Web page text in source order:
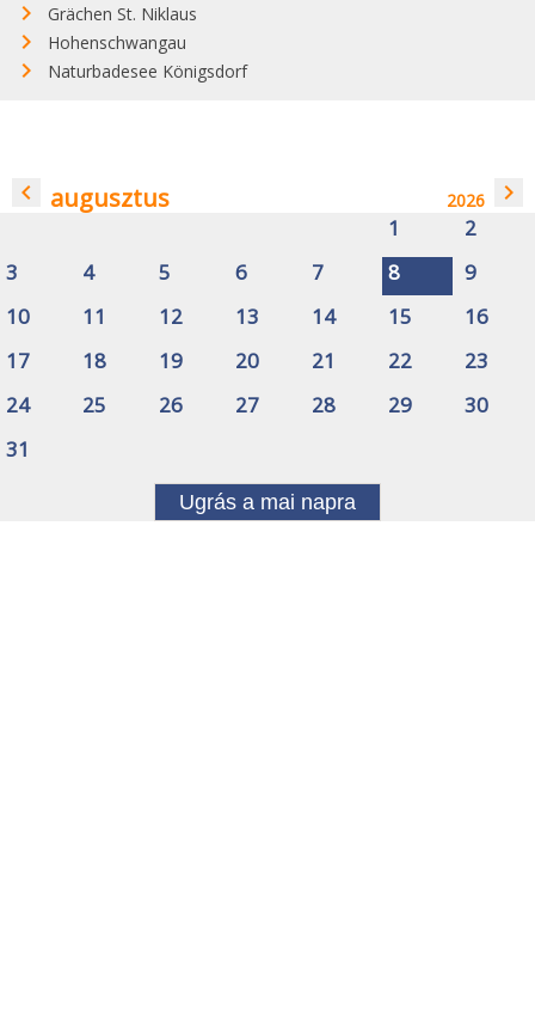
Grächen St. Niklaus
Hohenschwangau
Naturbadesee Königsdorf
navigate_before augusztus 2026 navigate_next
1
2
3
4 5 6 7 8
9
10
11 12 13 14 15
16
17
18 19 20 21 22
23
24
25 26 27 28 29
30
31
Ugrás a mai napra